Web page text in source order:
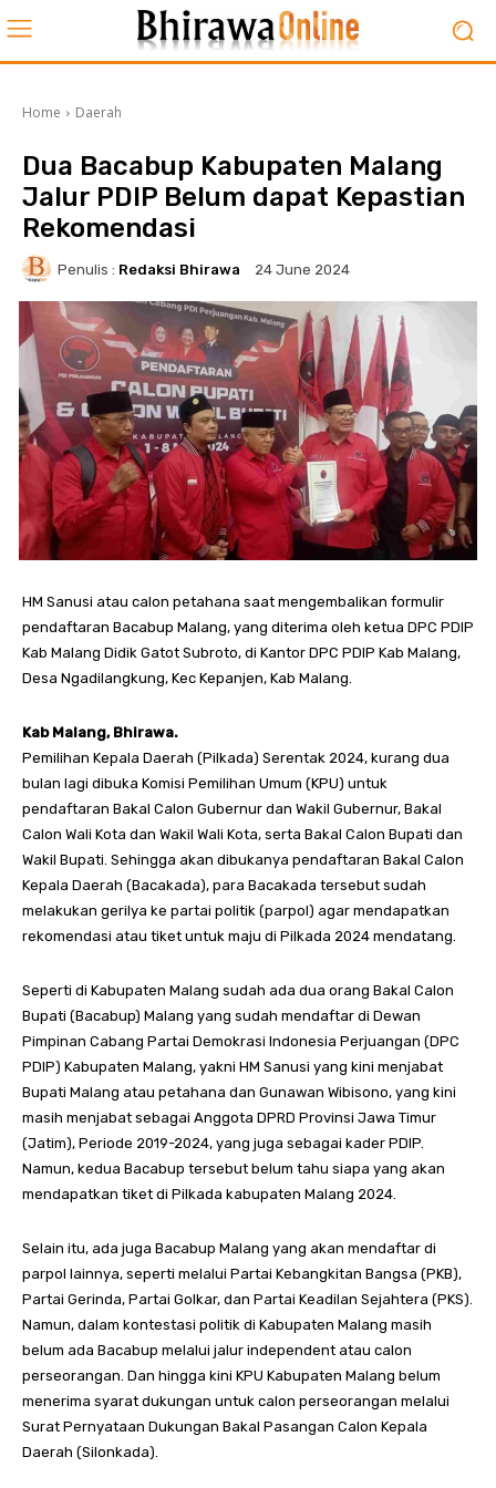
Home Daerah
Dua Bacabup Kabupaten Malang
Jalur PDIP Belum dapat Kepastian
Rekomendasi
Penulis : Redaksi Bhirawa 24 June 2024
HM Sanusi atau calon petahana saat mengembalikan formulir
pendaftaran Bacabup Malang, yang diterima oleh ketua DPC PDIP
Kab Malang Didik Gatot Subroto, di Kantor DPC PDIP Kab Malang,
Desa Ngadilangkung, Kec Kepanjen, Kab Malang.
Kab Malang, Bhirawa.
Pemilihan Kepala Daerah (Pilkada) Serentak 2024, kurang dua
bulan lagi dibuka Komisi Pemilihan Umum (KPU) untuk
pendaftaran Bakal Calon Gubernur dan Wakil Gubernur, Bakal
Calon Wali Kota dan Wakil Wali Kota, serta Bakal Calon Bupati dan
Wakil Bupati. Sehingga akan dibukanya pendaftaran Bakal Calon
Kepala Daerah (Bacakada), para Bacakada tersebut sudah
melakukan gerilya ke partai politik (parpol) agar mendapatkan
rekomendasi atau tiket untuk maju di Pilkada 2024 mendatang.
Seperti di Kabupaten Malang sudah ada dua orang Bakal Calon
Bupati (Bacabup) Malang yang sudah mendaftar di Dewan
Pimpinan Cabang Partai Demokrasi Indonesia Perjuangan (DPC
PDIP) Kabupaten Malang, yakni HM Sanusi yang kini menjabat
Bupati Malang atau petahana dan Gunawan Wibisono, yang kini
masih menjabat sebagai Anggota DPRD Provinsi Jawa Timur
(Jatim), Periode 2019-2024, yang juga sebagai kader PDIP.
Namun, kedua Bacabup tersebut belum tahu siapa yang akan
mendapatkan tiket di Pilkada kabupaten Malang 2024.
Selain itu, ada juga Bacabup Malang yang akan mendaftar di
parpol lainnya, seperti melalui Partai Kebangkitan Bangsa (PKB),
Partai Gerinda, Partai Golkar, dan Partai Keadilan Sejahtera (PKS).
Namun, dalam kontestasi politik di Kabupaten Malang masih
belum ada Bacabup melalui jalur independent atau calon
perseorangan. Dan hingga kini KPU Kabupaten Malang belum
menerima syarat dukungan untuk calon perseorangan melalui
Surat Pernyataan Dukungan Bakal Pasangan Calon Kepala
Daerah (Silonkada).